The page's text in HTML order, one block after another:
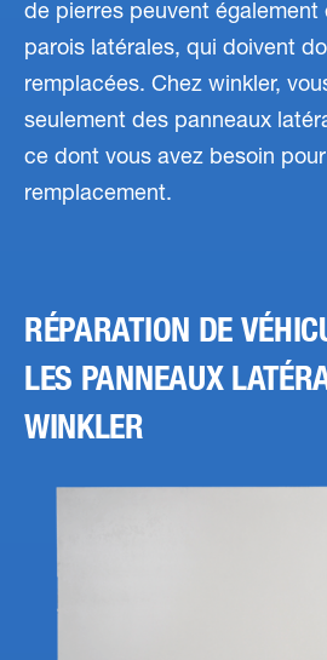
de pierres peuvent également
parois latérales, qui doivent
remplacées. Chez winkler,
seulement des panneaux
ce dont vous avez besoin
remplacement.
RÉPARATION DE
LES PANNEAUX
WINKLER